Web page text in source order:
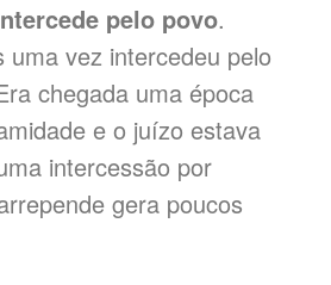
pelo povo.
uma vez intercedeu pelo
chegada uma época
e o juízo estava
intercessão por
gera poucos